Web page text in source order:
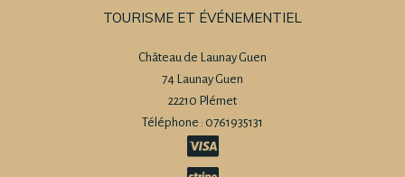
TOURISME ET ÉVÉNEMENTIEL
Château de Launay Guen
74 Launay Guen
22210 Plémet
Téléphone : 0761935131